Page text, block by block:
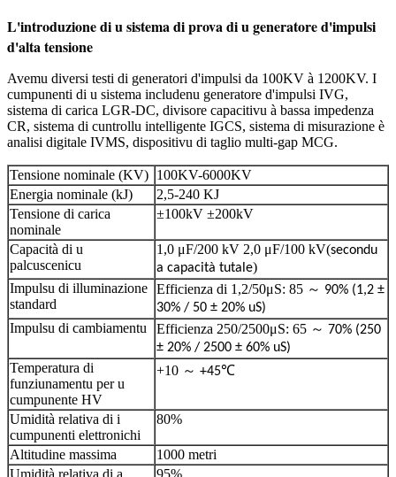
L'introduzione di u sistema di prova di u generatore d'impulsi
d'alta tensione
Avemu diversi testi di generatori d'impulsi da 100KV à 1200KV. I
cumpunenti di u sistema includenu generatore d'impulsi IVG,
sistema di carica LGR-DC, divisore capacitivu à bassa impedenza
CR, sistema di cuntrollu intelligente IGCS, sistema di misurazione è
analisi digitale IVMS, dispositivu di taglio multi-gap MCG.
Tensione nominale (KV) 100KV-6000KV
Energia nominale (kJ)
2,5-240 KJ
Tensione di carica
nominale
±100kV ±200kV
Capacità di u
palcuscenicu
1,0 μF/200 kV 2,0 μF/100 kV(secondu
a capacità tutale)
Impulsu di illuminazione
standard
Efficienza di 1,2/50μS: 85 ～ 90% (1,2 ±
30% / 50 ± 20% uS)
Impulsu di cambiamentu Efficienza 250/2500μS: 65 ～ 70% (250
± 20% / 2500 ± 60% uS)
Temperatura di
funziunamentu per u
cumpunente HV
+10 ～ +45℃
Umidità relativa di i
cumpunenti elettronichi
80%
Altitudine massima
1000 metri
Umidità relativa di a
95%